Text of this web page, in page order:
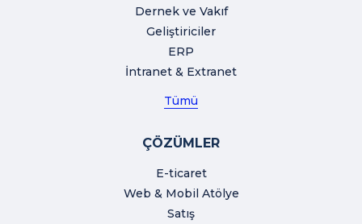
Dernek ve Vakıf
Geliştiriciler
ERP
İntranet & Extranet
Tümü
ÇÖZÜMLER
E-ticaret
Web & Mobil Atölye
Satış